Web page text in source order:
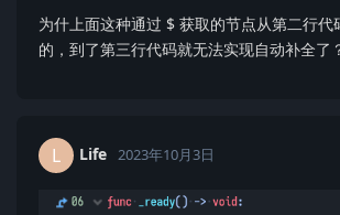
为什上面这种通过 $ 获取的节点从第二行代
的，到了第三行代码就无法实现自动补全了
L Life 2023年10月3日